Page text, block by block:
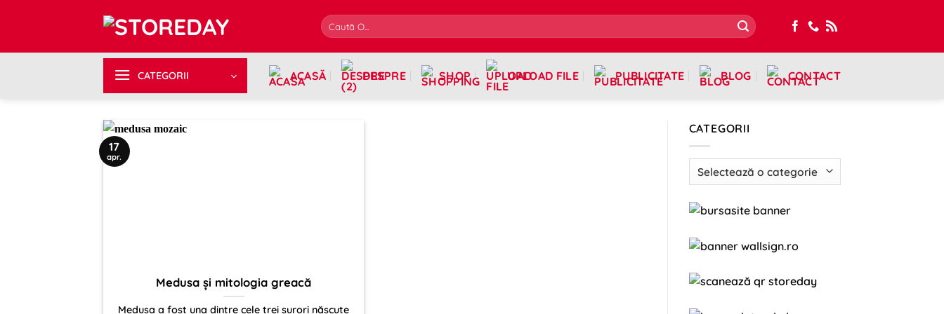
CATEGORII ACASĂ DESPRE SHOP UPLOAD FILE PUBLICITATE BLOG CONTACT
Medusa și mitologia greacă
Medusa a fost una dintre cele trei surori născute
17
apr.
CATEGORII
Categorii